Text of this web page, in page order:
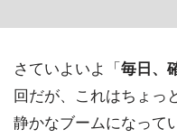
さていよいよ「 毎日、
回だが、これはちょっ
静かなブームになって